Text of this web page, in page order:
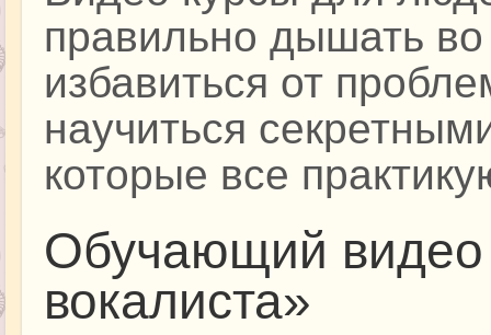
правильно дышать
избавиться от
научиться
которые все
Обучающий видео
вокалиста»